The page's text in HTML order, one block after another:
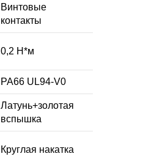
Винтовые
контакты
0,2 Н*м
PA66 UL94-V0
Латунь+золотая
вспышка
Круглая накатка